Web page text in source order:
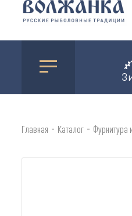
Главная - Каталог - Фурнитура